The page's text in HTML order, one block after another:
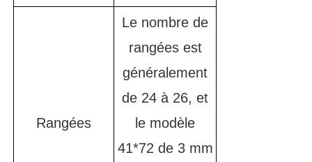
Rangées
Le nombre de
rangées est
généralement
de 24 à 26, et
le modèle
41*72 de 3 mm